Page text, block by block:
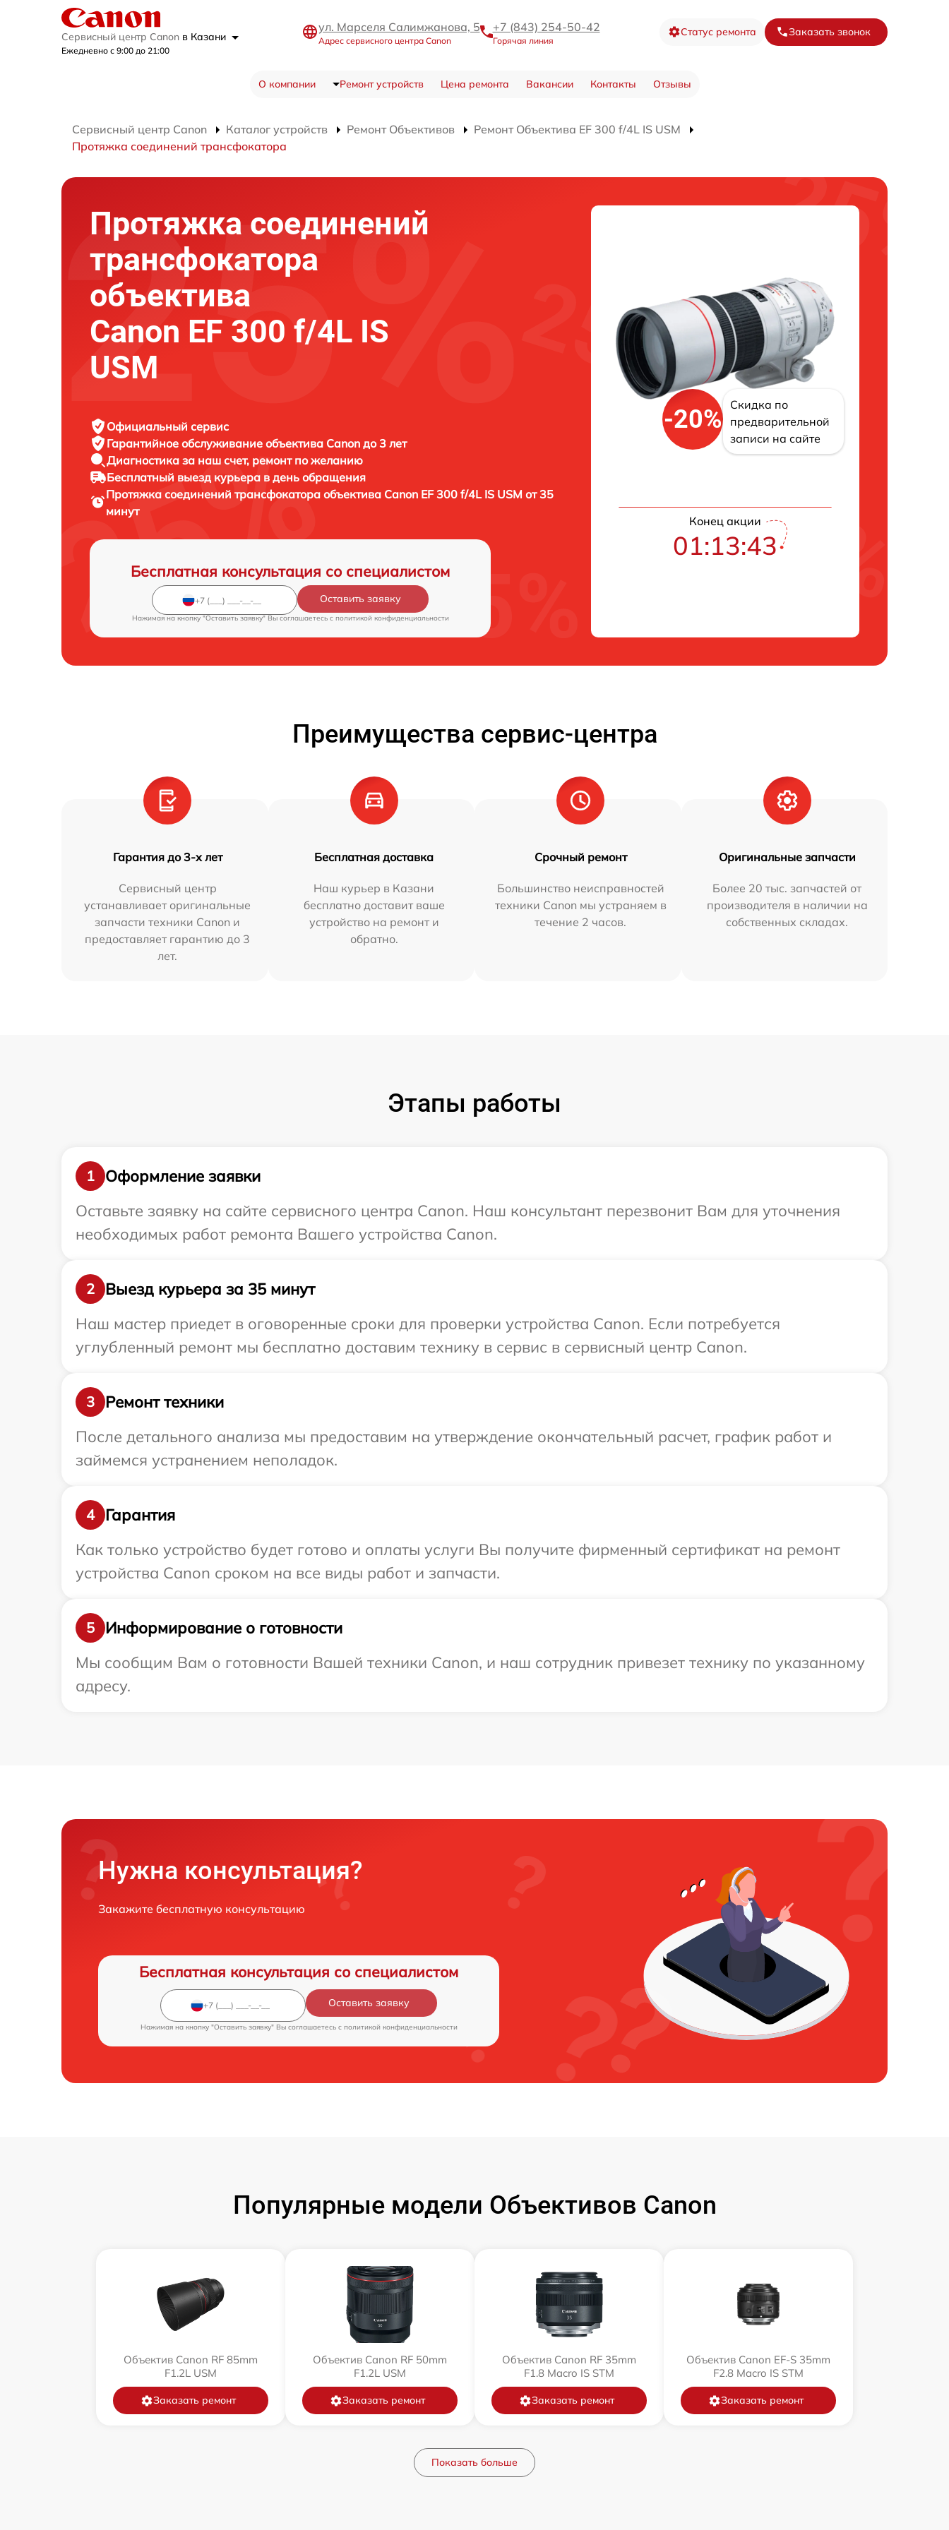
Сервисный центр Canon в Казани
Ежедневно с 9:00 до 21:00
ул. Марселя Салимжанова, 5
Адрес сервисного центра Canon
+7 (843) 254-50-42
Горячая линия
Статус ремонта Заказать звонок
О компании Ремонт устройств Цена ремонта Вакансии Контакты Отзывы
Сервисный центр Canon Каталог устройств Ремонт Объективов
Ремонт Объектива EF 300 f/4L IS USM
Протяжка соединений трансфокатора
Протяжка соединений
трансфокатора
объектива
Canon EF 300 f/4L IS
USM
Официальный сервис
Гарантийное обслуживание объектива Canon до 3 лет
Диагностика за наш счет, ремонт по желанию
Бесплатный выезд курьера в день обращения
Протяжка соединений трансфокатора объектива Canon EF 300 f/4L IS USM от 35
минут
Бесплатная консультация со специалистом
Оставить заявку
Нажимая на кнопку "Оставить заявку" Вы соглашаетесь c политикой конфиденциальности
-20%
Скидка по
предварительной
записи на сайте
Конец акции
01:13:42
Преимущества сервис-центра
Гарантия до 3-х лет
Сервисный центр
устанавливает оригинальные
запчасти техники Canon и
предоставляет гарантию до 3
лет.
Бесплатная доставка
Наш курьер в Казани
бесплатно доставит ваше
устройство на ремонт и
обратно.
Срочный ремонт
Большинство неисправностей
техники Canon мы устраняем в
течение 2 часов.
Оригинальные запчасти
Более 20 тыс. запчастей от
производителя в наличии на
собственных складах.
Этапы работы
1
Оформление заявки
Оставьте заявку на сайте сервисного центра Canon. Наш консультант перезвонит Вам для уточнения
необходимых работ ремонта Вашего устройства Canon.
2
Выезд курьера за 35 минут
Наш мастер приедет в оговоренные сроки для проверки устройства Canon. Если потребуется
углубленный ремонт мы бесплатно доставим технику в сервис в сервисный центр Canon.
3
Ремонт техники
После детального анализа мы предоставим на утверждение окончательный расчет, график работ и
займемся устранением неполадок.
4
Гарантия
Как только устройство будет готово и оплаты услуги Вы получите фирменный сертификат на ремонт
устройства Canon сроком на все виды работ и запчасти.
5
Информирование о готовности
Мы сообщим Вам о готовности Вашей техники Canon, и наш сотрудник привезет технику по указанному
адресу.
Нужна консультация?
Закажите бесплатную консультацию
Бесплатная консультация со специалистом
Оставить заявку
Нажимая на кнопку "Оставить заявку" Вы соглашаетесь c политикой конфиденциальности
Популярные модели Объективов Canon
Объектив Canon RF 85mm
F1.2L USM
Заказать ремонт
Объектив Canon RF 50mm
F1.2L USM
Заказать ремонт
Объектив Canon RF 35mm
F1.8 Macro IS STM
Заказать ремонт
Объектив Canon EF-S 35mm
F2.8 Macro IS STM
Заказать ремонт
Показать больше